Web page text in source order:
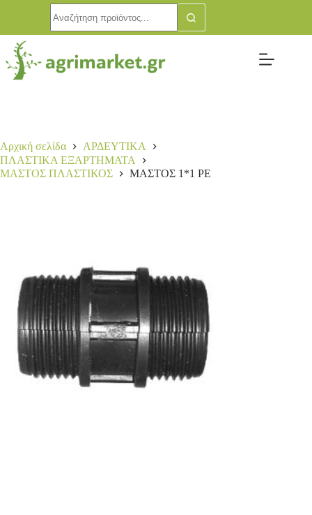
ΜΑΣΤΟΣ 1*1 ΡΕ
€
164 σε απόθεμα
Αγορά
Αρχική σελίδα
ΑΡΔΕΥΤΙΚΑ
ΠΛΑΣΤΙΚΑ ΕΞΑΡΤΗΜΑΤΑ
ΜΑΣΤΟΣ ΠΛΑΣΤΙΚΟΣ
ΜΑΣΤΟΣ 1*1 ΡΕ